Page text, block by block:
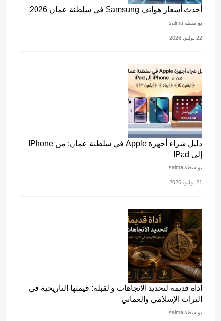
أحدث أسعار هواتف Samsung في سلطنة عمان 2026
بواسطة salma
22 يوليو، 2026
دليل شراء أجهزة Apple في سلطنة عمان: من IPhone
إلى IPad
بواسطة salma
21 يوليو، 2026
أداة قديمة لتحديد الاتجاهات والقبلة: قيمتها التاريخية في
التراث الإسلامي والعماني
بواسطة salma